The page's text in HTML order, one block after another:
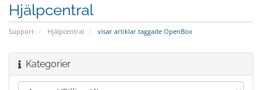
Hjälpcentral
Support Hjälpcentral visar artiklar taggade OpenBox
Kategorier